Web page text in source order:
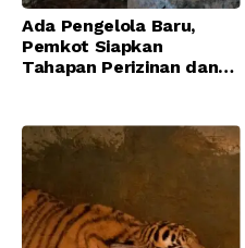
Ada Pengelola Baru,
Pemkot Siapkan
Tahapan Perizinan dan